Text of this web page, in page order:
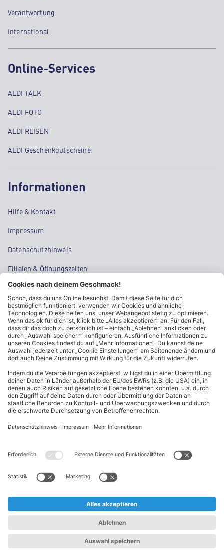
Verantwortung
International
Online-Services
ALDI TALK
ALDI FOTO
ALDI REISEN
ALDI Geschenkgutscheine
Informationen
Hilfe & Kontakt
Impressum
Datenschutzhinweis
Filialen & Öffnungszeiten
Kontakt
Cookie-Einstellungen
Kundeninformationen
ALDI Nord folgen
Sternchentexte und rechtliche Hinweise
* Wir bitten um Beachtung, dass diese Aktionsartikel im
begrenzter Anzahl zur Verfügung stehen. Sie können daher schon
ausverkauft sein.
** Wir bitten um Beachtung, dass diese Artikel nur in begrenzter
Anzahl zur Verfügung stehen. Sie können daher zu bestimmten
Zeiten der Aktion ausverkauft sein.